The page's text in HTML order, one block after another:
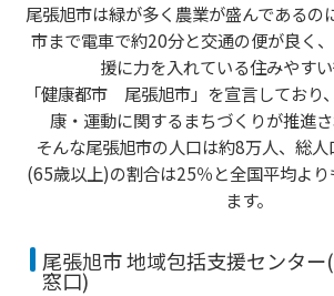
尾張旭市は緑が多く農業が盛んであるの
市まで電車で約20分と交通の便が良く
援に力を入れている住みやすい
「健康都市 尾張旭市」を宣言しており
康・運動に関するまちづくりが推進さ
そんな尾張旭市の人口は約8万人、総
(65歳以上)の割合は25％と全国平均よ
ます。
尾張旭市 地域包括支援センタ
窓口)